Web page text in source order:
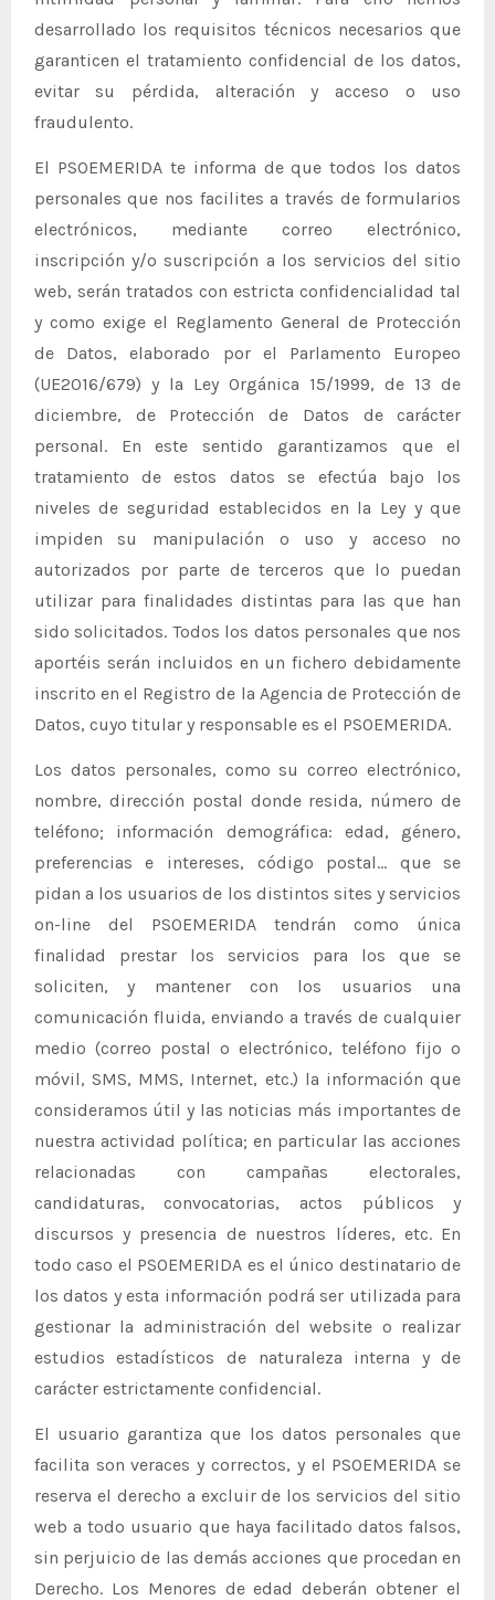
desarrollado los requisitos técnicos necesarios que
garanticen el tratamiento confidencial de los datos,
evitar su pérdida, alteración y acceso o uso
fraudulento.
El PSOEMERIDA te informa de que todos los datos
personales que nos facilites a través de formularios
electrónicos, mediante correo electrónico,
inscripción y/o suscripción a los servicios del sitio
web, serán tratados con estricta confidencialidad tal
y como exige el Reglamento General de Protección
de Datos, elaborado por el Parlamento Europeo
(UE2016/679) y la Ley Orgánica 15/1999, de 13 de
diciembre, de Protección de Datos de carácter
personal. En este sentido garantizamos que el
tratamiento de estos datos se efectúa bajo los
niveles de seguridad establecidos en la Ley y que
impiden su manipulación o uso y acceso no
autorizados por parte de terceros que lo puedan
utilizar para finalidades distintas para las que han
sido solicitados. Todos los datos personales que nos
aportéis serán incluidos en un fichero debidamente
inscrito en el Registro de la Agencia de Protección de
Datos, cuyo titular y responsable es el PSOEMERIDA.
Los datos personales, como su correo electrónico,
nombre, dirección postal donde resida, número de
teléfono; información demográfica: edad, género,
preferencias e intereses, código postal… que se
pidan a los usuarios de los distintos sites y servicios
on-line del PSOEMERIDA tendrán como única
finalidad prestar los servicios para los que se
soliciten, y mantener con los usuarios una
comunicación fluida, enviando a través de cualquier
medio (correo postal o electrónico, teléfono fijo o
móvil, SMS, MMS, Internet, etc.) la información que
consideramos útil y las noticias más importantes de
nuestra actividad política; en particular las acciones
relacionadas con campañas electorales,
candidaturas, convocatorias, actos públicos y
discursos y presencia de nuestros líderes, etc. En
todo caso el PSOEMERIDA es el único destinatario de
los datos y esta información podrá ser utilizada para
gestionar la administración del website o realizar
estudios estadísticos de naturaleza interna y de
carácter estrictamente confidencial.
El usuario garantiza que los datos personales que
facilita son veraces y correctos, y el PSOEMERIDA se
reserva el derecho a excluir de los servicios del sitio
web a todo usuario que haya facilitado datos falsos,
sin perjuicio de las demás acciones que procedan en
Derecho. Los Menores de edad deberán obtener el